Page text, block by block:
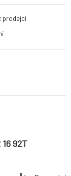
prodejci
92T